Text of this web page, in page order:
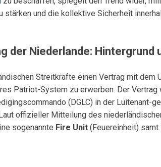
stärken und die kollektive Sicherheit
der Niederlande: Hintergrund
Streitkräfte einen Vertrag mit dem
Patriot-System zu erwerben. Der
(DGLC) in der Luitenant-
offizieller Mitteilung des
sogenannte Fire Unit (Feuereinheit)